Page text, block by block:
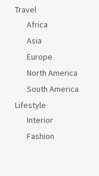
Travel
Africa
Asia
Europe
North America
South America
Lifestyle
Interior
Fashion